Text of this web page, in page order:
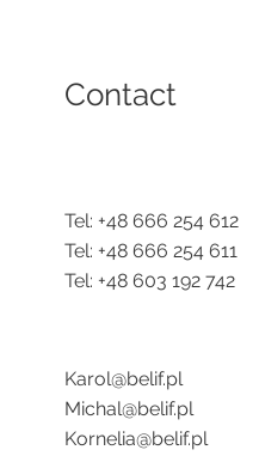
Contact
Tel: +48 666 254 612
Tel: +48 666 254 611
Tel: +48 603 192 742
Karol@belif.pl
Michal@belif.pl
Kornelia@belif.pl